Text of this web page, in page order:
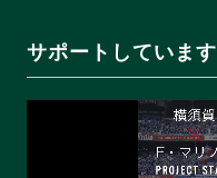
サポートしています